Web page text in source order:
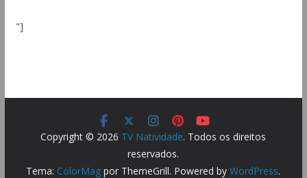
"]
Copyright © 2026 TV Natividade. Todos os direitos
reservados.
Tema: ColorMag por ThemeGrill. Powered byWordPress.